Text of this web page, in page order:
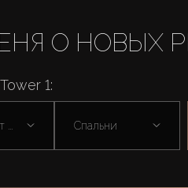
О НОВЫХ
1:
Спальни